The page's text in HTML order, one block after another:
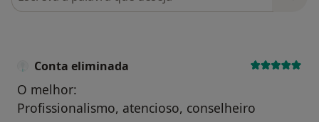
Conta eliminada
O melhor:
Profissionalismo, atencioso, conselheiro